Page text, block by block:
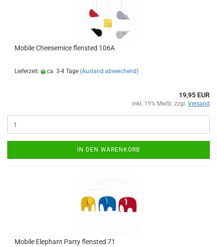
Mobile Cheesemice flensted 106A
Lieferzeit: ca. 3-4 Tage (Ausland abweichend)
19,95 EUR
inkl. 19% MwSt. zzgl. Versand
IN DEN WARENKORB
Mobile Elephant Party flensted 71